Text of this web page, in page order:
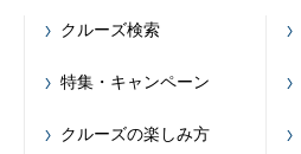
クルーズ検索
特集・キャンペーン
クルーズの楽しみ方